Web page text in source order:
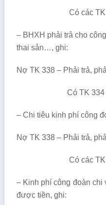
Có các TK
– BHXH phải trả cho
thai sản…, ghi:
Nợ TK 338 – Phải trả,
Có TK 334 –
– Chi tiêu kinh phí công
Nợ TK 338 – Phải trả,
Có các TK
– Kinh phí công đoàn
được tiền, ghi: